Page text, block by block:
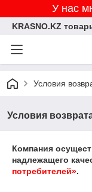
У нас
KRASNO.KZ
Условия
Условия
Компания
надлежащего
потребителей».